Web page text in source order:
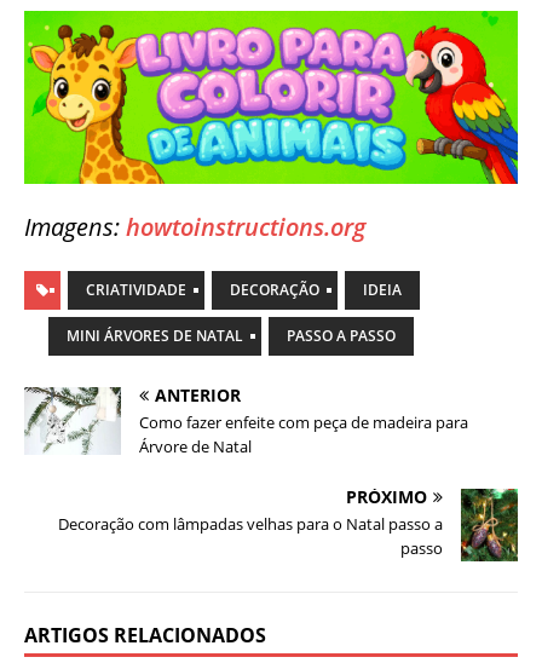
Imagens:howtoinstructions.org
CRIATIVIDADE DECORAÇÃO IDEIA
MINI ÁRVORES DE NATAL PASSO A PASSO
ANTERIOR
Como fazer enfeite com peça de madeira para
Árvore de Natal
PRÓXIMO
Decoração com lâmpadas velhas para o Natal passo a
passo
ARTIGOS RELACIONADOS